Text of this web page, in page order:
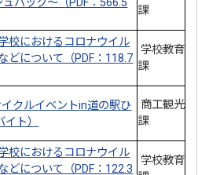
課
校におけるコロナウイル
どについて（PDF：118.7
学校教育
課
クルイベントin道の駅ひ
ト）
商工観光
課
校におけるコロナウイル
どについて（PDF：122.3
学校教育